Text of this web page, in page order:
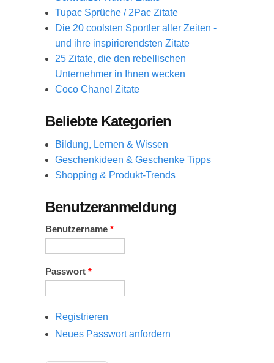
Tupac Sprüche / 2Pac Zitate
Die 20 coolsten Sportler aller Zeiten -
und ihre inspirierendsten Zitate
25 Zitate, die den rebellischen
Unternehmer in Ihnen wecken
Coco Chanel Zitate
Beliebte Kategorien
Bildung, Lernen & Wissen
Geschenkideen & Geschenke Tipps
Shopping & Produkt-Trends
Benutzeranmeldung
Benutzername *
Passwort *
Registrieren
Neues Passwort anfordern